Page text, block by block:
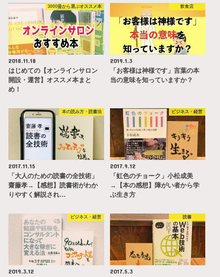
3000冊から選ぶオススメ本
2018.11.18
はじめての【オンラインサロン
開設・運営】オススメ本まと
め！
飲食店
2019.1.3
「お客様は神様です」言葉の本
当の意味を知っていますか？
本の読み方・読書法
2017.11.15
「大人のための読書の全技術」
齋藤孝→【感想】読書術がわか
りやすく解説され…
ビジネス・経営
2017.9.12
「虹色のチョーク」小松成美
→【本の感想】障がい者から学
ぶ生き方
ビジネス・経営
2019.3.12
読書
2017.5.3